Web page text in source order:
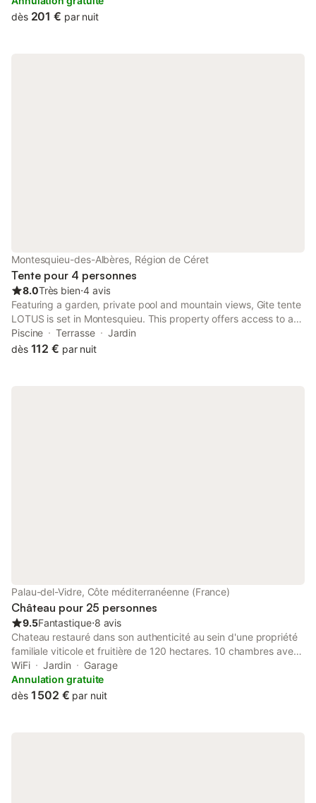
dès 201 € par nuit
Montesquieu-des-Albères, Région de Céret
Tente pour 4 personnes
8.0Très bien⋅4 avis
Featuring a garden, private pool and mountain views, Gite tente
LOTUS is set in Montesquieu. This property offers access to a
terrace and free private parking. The property is non-smoking
and is situated 43 km from Dalí Museum.
Piscine Terrasse
Jardin
dès 112 € par nuit
Palau-del-Vidre, Côte méditerranéenne (France)
Château pour 25 personnes
9.5Fantastique⋅8 avis
Chateau restauré dans son authenticité au sein d'une propriété
familiale viticole et fruitière de 120 hectares. 10 chambres avec
Sdb privatives, grande cuisine équipée, salles de réception,
piscine, parc. Idéal pour regroupement familial et amical,
mariages, séminaires, fêtes. A 15 mn de la frontière espagnole,
WiFi Jardin
Garage
Annulation gratuite
dès 1 502 € par nuit